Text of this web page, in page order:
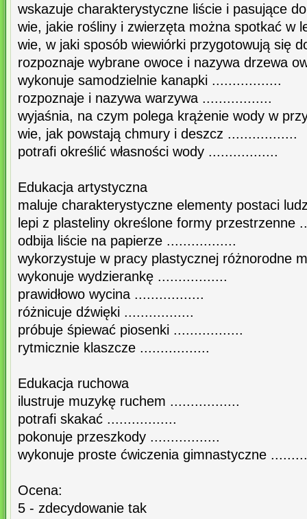
wskazuje charakterystyczne liście i pasujące
wie, jakie rośliny i zwierzęta można spotkać w
wie, w jaki sposób wiewiórki przygotowują się
rozpoznaje wybrane owoce i nazywa drzewa
wykonuje samodzielnie kanapki .................
rozpoznaje i nazywa warzywa .................
wyjaśnia, na czym polega krążenie wody w
wie, jak powstają chmury i deszcz .................
potrafi określić własności wody .................
Edukacja artystyczna
maluje charakterystyczne elementy postaci
lepi z plasteliny określone formy przestrzenne
odbija liście na papierze .................
wykorzystuje w pracy plastycznej różnorodne
wykonuje wydzierankę .................
prawidłowo wycina .................
różnicuje dźwięki .................
próbuje śpiewać piosenki .................
rytmicznie klaszcze .................
Edukacja ruchowa
ilustruje muzykę ruchem .................
potrafi skakać .................
pokonuje przeszkody .................
wykonuje proste ćwiczenia gimnastyczne
Ocena:
5 - zdecydowanie tak